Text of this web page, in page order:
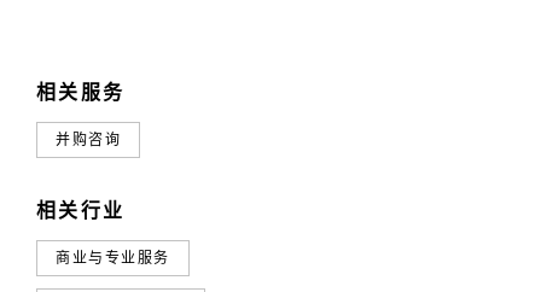
相关服务
并购咨询
相关行业
商业与专业服务